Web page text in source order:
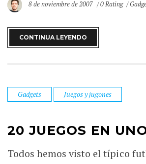
8 de noviembre de 2007 0 Rating
CONTINUA LEYENDO
Gadgets Juegos y jugones
20 JUEGOS EN
Todos hemos visto el típico